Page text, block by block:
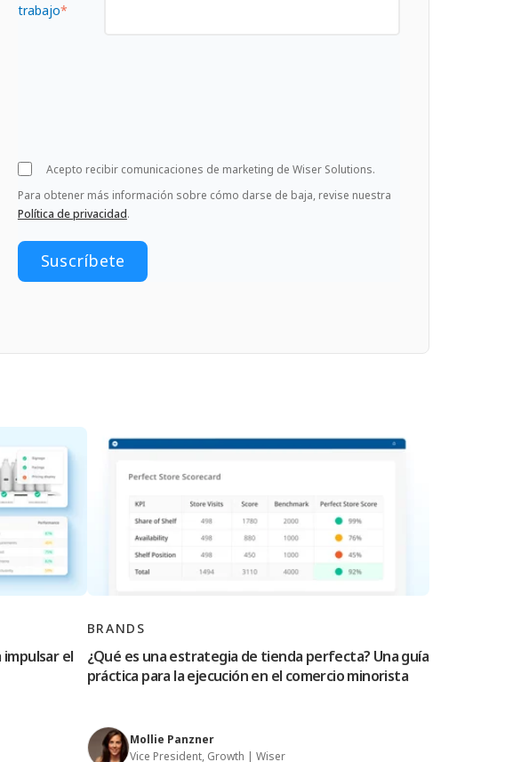
trabajo*
Acepto recibir comunicaciones de marketing de Wiser Solutions.
Para obtener más información sobre cómo darse de baja, revise nuestra
Política de privacidad.
el
BRANDS
¿Qué es una estrategia de tienda perfecta? Una guía
práctica para la ejecución en el comercio minorista
Mollie Panzner
Vice President, Growth | Wiser